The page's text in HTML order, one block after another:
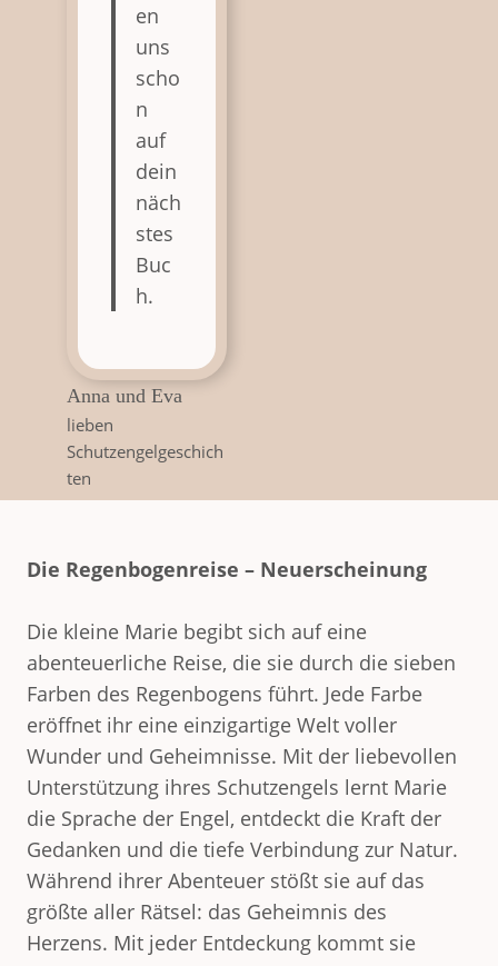
en
uns
scho
n
auf
dein
näch
stes
Buc
h.
Anna und Eva
lieben
Schutzengelgeschich
ten
Die Regenbogenreise – Neuerscheinung
Die kleine Marie begibt sich auf eine
abenteuerliche Reise, die sie durch die sieben
Farben des Regenbogens führt. Jede Farbe
eröffnet ihr eine einzigartige Welt voller
Wunder und Geheimnisse. Mit der liebevollen
Unterstützung ihres Schutzengels lernt Marie
die Sprache der Engel, entdeckt die Kraft der
Gedanken und die tiefe Verbindung zur Natur.
Während ihrer Abenteuer stößt sie auf das
größte aller Rätsel: das Geheimnis des
Herzens. Mit jeder Entdeckung kommt sie